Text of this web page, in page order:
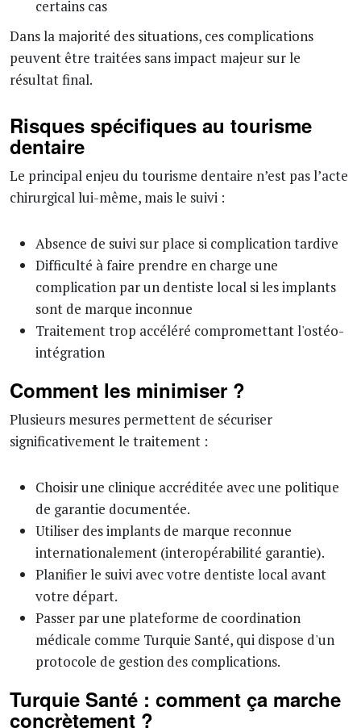
certains cas
Dans la majorité des situations, ces complications
peuvent être traitées sans impact majeur sur le
résultat final.
Risques spécifiques au tourisme
dentaire
Le principal enjeu du tourisme dentaire n’est pas l’acte
chirurgical lui-même, mais le suivi :
Absence de suivi sur place si complication tardive
Difficulté à faire prendre en charge une
complication par un dentiste local si les implants
sont de marque inconnue
Traitement trop accéléré compromettant l'ostéo-
intégration
Comment les minimiser ?
Plusieurs mesures permettent de sécuriser
significativement le traitement :
Choisir une clinique accréditée avec une politique
de garantie documentée.
Utiliser des implants de marque reconnue
internationalement (interopérabilité garantie).
Planifier le suivi avec votre dentiste local avant
votre départ.
Passer par une plateforme de coordination
médicale comme Turquie Santé, qui dispose d'un
protocole de gestion des complications.
Turquie Santé : comment ça marche
concrètement ?